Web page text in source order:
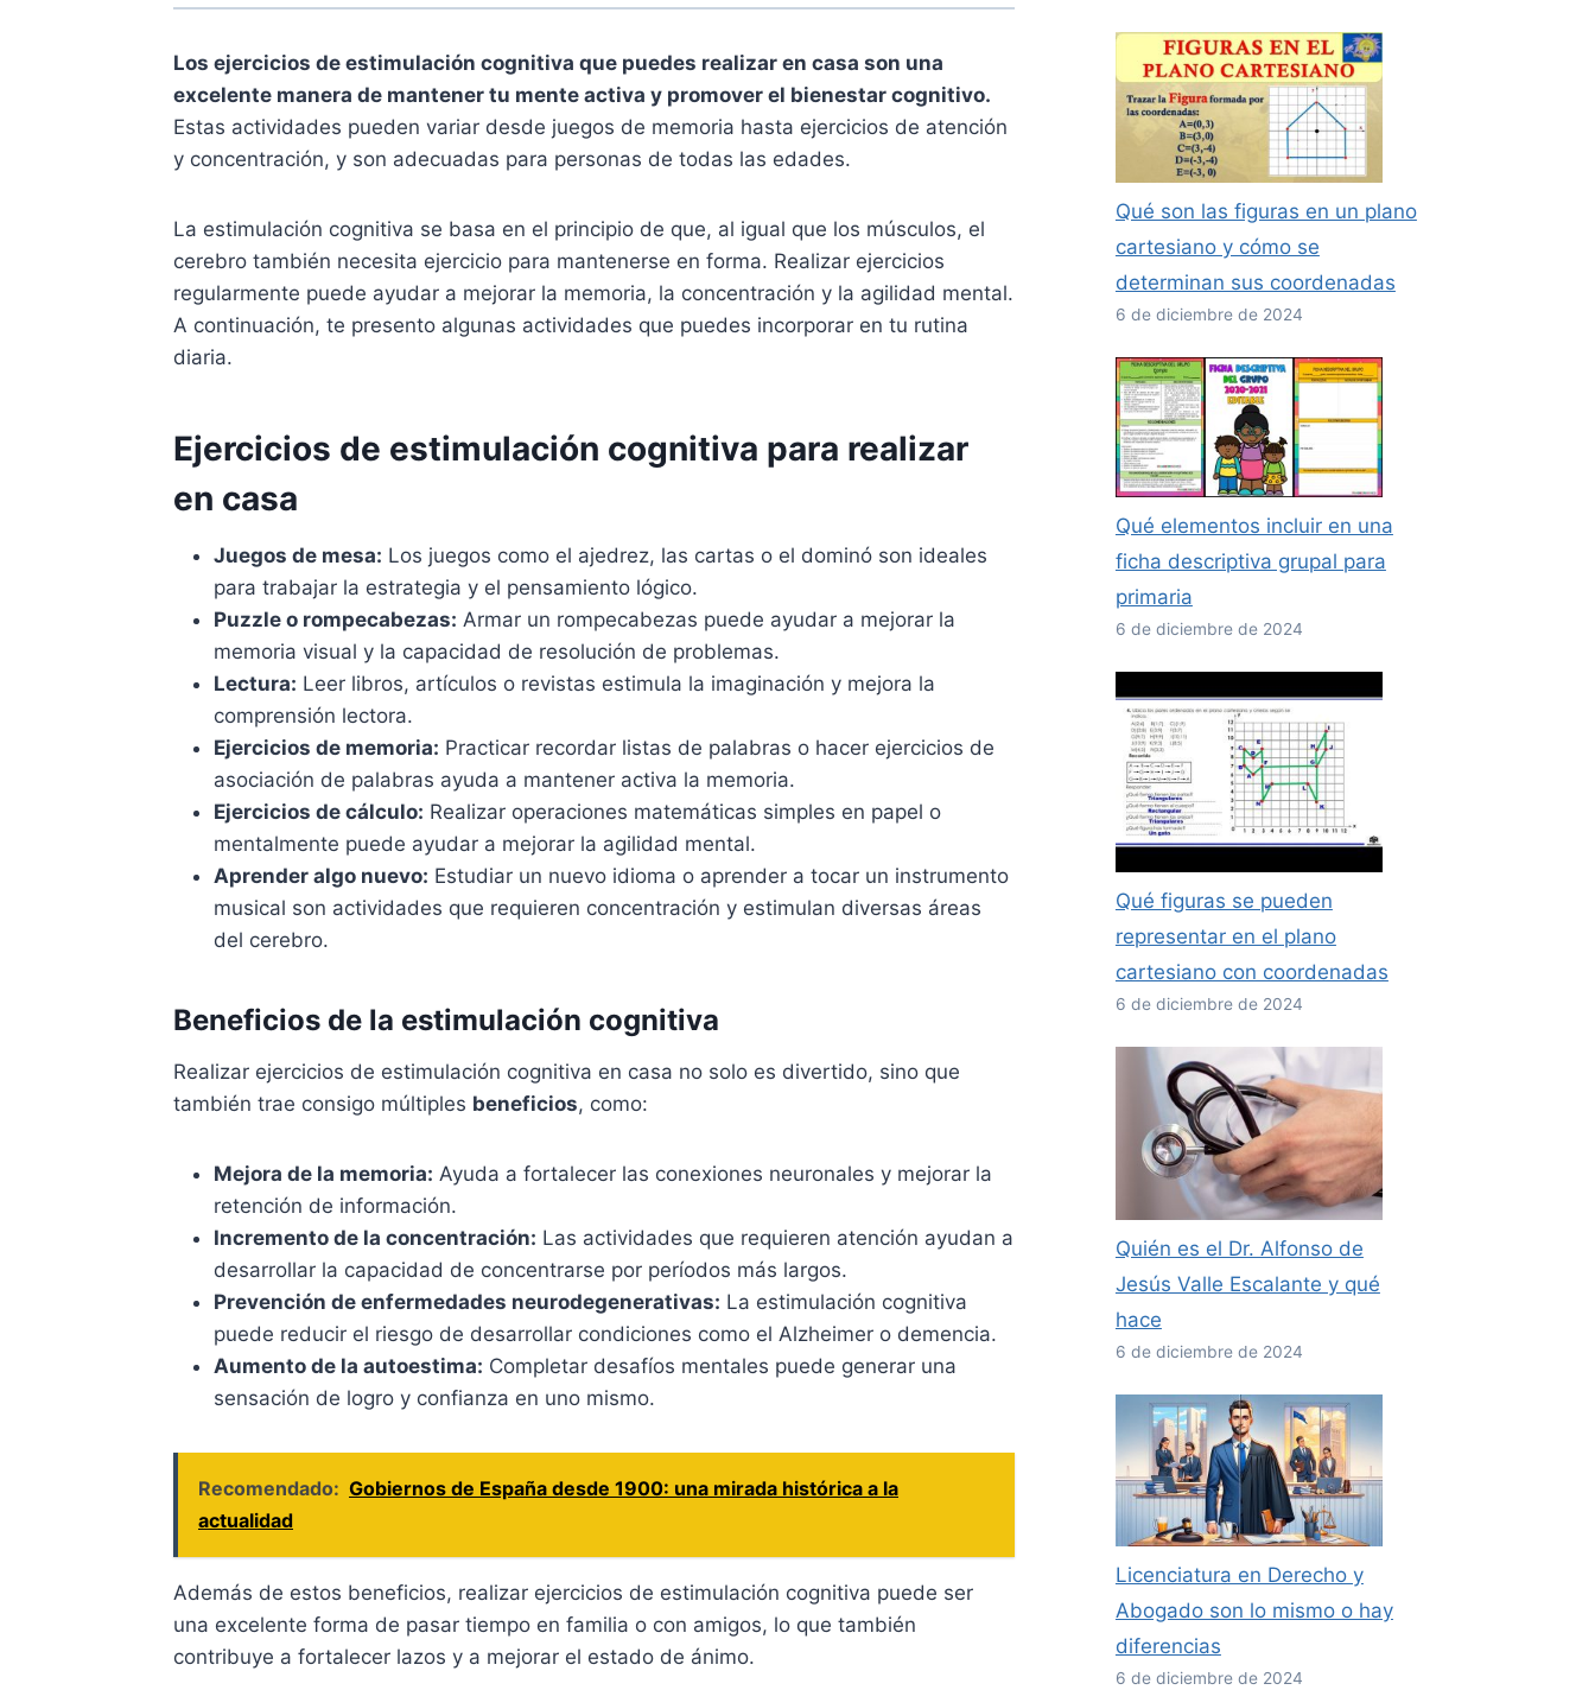
Los ejercicios de estimulación cognitiva que puedes realizar en casa son una
excelente manera de mantener tu mente activa y promover el bienestar cognitivo.
Estas actividades pueden variar desde juegos de memoria hasta ejercicios de atención
y concentración, y son adecuadas para personas de todas las edades.
La estimulación cognitiva se basa en el principio de que, al igual que los músculos, el
cerebro también necesita ejercicio para mantenerse en forma. Realizar ejercicios
regularmente puede ayudar a mejorar la memoria, la concentración y la agilidad mental.
A continuación, te presento algunas actividades que puedes incorporar en tu rutina
diaria.
Ejercicios de estimulación cognitiva para realizar
en casa
Juegos de mesa: Los juegos como el ajedrez, las cartas o el dominó son ideales
para trabajar la estrategia y el pensamiento lógico.
Puzzle o rompecabezas: Armar un rompecabezas puede ayudar a mejorar la
memoria visual y la capacidad de resolución de problemas.
Lectura: Leer libros, artículos o revistas estimula la imaginación y mejora la
comprensión lectora.
Ejercicios de memoria: Practicar recordar listas de palabras o hacer ejercicios de
asociación de palabras ayuda a mantener activa la memoria.
Ejercicios de cálculo: Realizar operaciones matemáticas simples en papel o
mentalmente puede ayudar a mejorar la agilidad mental.
Aprender algo nuevo: Estudiar un nuevo idioma o aprender a tocar un instrumento
musical son actividades que requieren concentración y estimulan diversas áreas
del cerebro.
Beneficios de la estimulación cognitiva
Realizar ejercicios de estimulación cognitiva en casa no solo es divertido, sino que
también trae consigo múltiples beneficios, como:
Mejora de la memoria: Ayuda a fortalecer las conexiones neuronales y mejorar la
retención de información.
Incremento de la concentración: Las actividades que requieren atención ayudan a
desarrollar la capacidad de concentrarse por períodos más largos.
Prevención de enfermedades neurodegenerativas: La estimulación cognitiva
puede reducir el riesgo de desarrollar condiciones como el Alzheimer o demencia.
Aumento de la autoestima: Completar desafíos mentales puede generar una
sensación de logro y confianza en uno mismo.
Recomendado: Gobiernos de España desde 1900: una mirada histórica a la
actualidad
Además de estos beneficios, realizar ejercicios de estimulación cognitiva puede ser
una excelente forma de pasar tiempo en familia o con amigos, lo que también
contribuye a fortalecer lazos y a mejorar el estado de ánimo.
Qué son las figuras en un plano
cartesiano y cómo se
determinan sus coordenadas
6 de diciembre de 2024
Qué elementos incluir en una
ficha descriptiva grupal para
primaria
6 de diciembre de 2024
Qué figuras se pueden
representar en el plano
cartesiano con coordenadas
6 de diciembre de 2024
Quién es el Dr. Alfonso de
Jesús Valle Escalante y qué
hace
6 de diciembre de 2024
Licenciatura en Derecho y
Abogado son lo mismo o hay
diferencias
6 de diciembre de 2024